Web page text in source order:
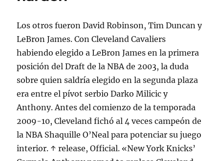
Los otros fueron David Robinson, Tim Duncan y
LeBron James. Con Cleveland Cavaliers
habiendo elegido a LeBron James en la primera
posición del Draft de la NBA de 2003, la duda
sobre quien saldría elegido en la segunda plaza
era entre el pívot serbio Darko Milicic y
Anthony. Antes del comienzo de la temporada
2009-10, Cleveland fichó al 4 veces campeón de
la NBA Shaquille O’Neal para potenciar su juego
interior. ↑ release, Official. «New York Knicks’